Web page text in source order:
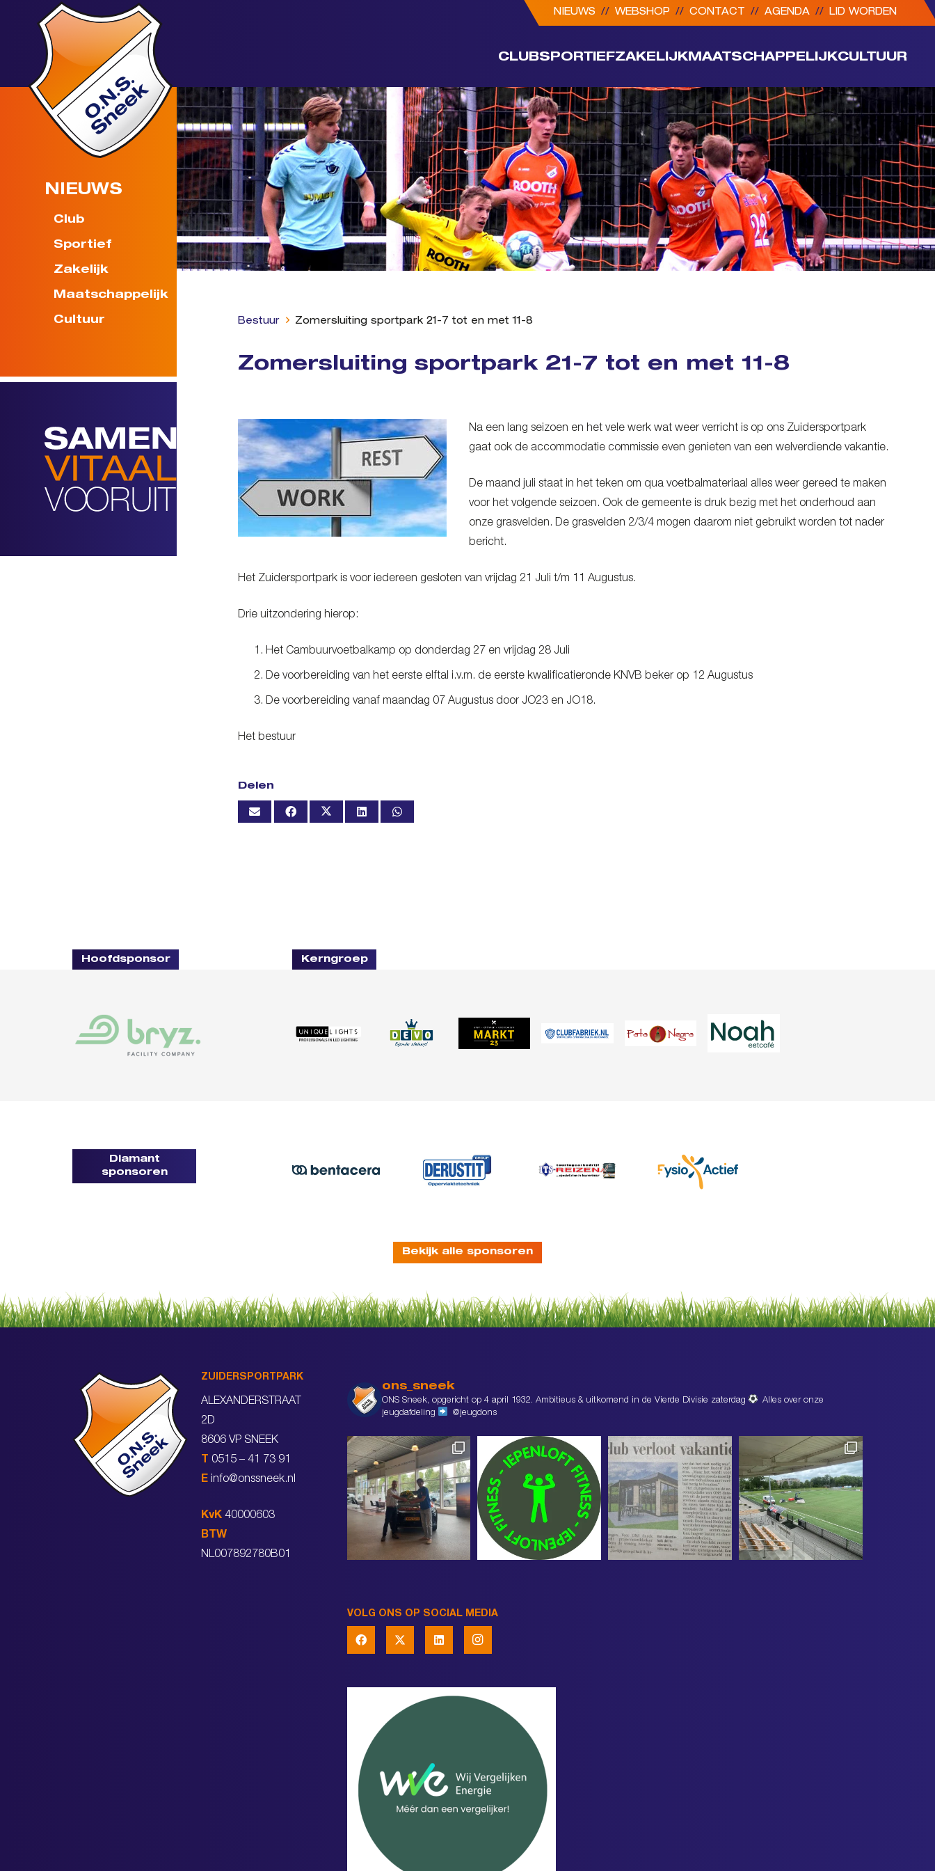
NIEUWS // WEBSHOP // CONTACT // AGENDA // LID WORDEN
CLUBSPORTIEFZAKELIJK MAATSCHAPPELIJKCULTUUR
NIEUWS
Club
Sportief
Zakelijk
Maatschappelijk
Cultuur Bestuur Zomersluiting sportpark 21-7 tot en met 11-8
Zomersluiting sportpark 21-7 tot en met 11-8
Na een lang seizoen en het vele werk wat weer verricht is op ons Zuidersportpark
gaat ook de accommodatie commissie even genieten van een welverdiende vakantie.
De maand juli staat in het teken om qua voetbalmateriaal alles weer gereed te maken
voor het volgende seizoen. Ook de gemeente is druk bezig met het onderhoud aan
onze grasvelden. De grasvelden 2/3/4 mogen daarom niet gebruikt worden tot nader
bericht.
Het Zuidersportpark is voor iedereen gesloten van vrijdag 21 Juli t/m 11 Augustus.
Drie uitzondering hierop:
Het Cambuurvoetbalkamp op donderdag 27 en vrijdag 28 Juli
De voorbereiding van het eerste elftal i.v.m. de eerste kwalificatieronde KNVB beker op 12 Augustus
De voorbereiding vanaf maandag 07 Augustus door JO23 en JO18.
Het bestuur
Delen
Hoofdsponsor Kerngroep
Diamant
sponsoren
Bekijk alle sponsoren
ZUIDERSPORTPARK
ALEXANDERSTRAAT
2D
8606 VP SNEEK
T 0515 – 41 73 91
E info@onssneek.nl
KvK 40000603
BTW
NL007892780B01
ons_sneek
ONS Sneek, opgericht op 4 april 1932. Ambitieus & uitkomend in de Vierde Divisie zaterdag
Alles over onze
jeugdafdeling
@jeugdons
VOLG ONS OP SOCIAL MEDIA